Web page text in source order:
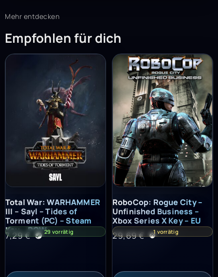
Mehr entdecken
Empfohlen für dich
Total War: WARHAMMER III – Sayl – Tides of Torment (PC) –
Total War: WARHAMMER
III – Sayl – Tides of
Torment (PC) – Steam
Key – ROW
7,29€ 29 vorrätig
RoboCop: Rogue City –
RoboCop: Rogue City –
Unfinished Business –
Xbox Series X Key – EU
29,69€ 1 vorrätig